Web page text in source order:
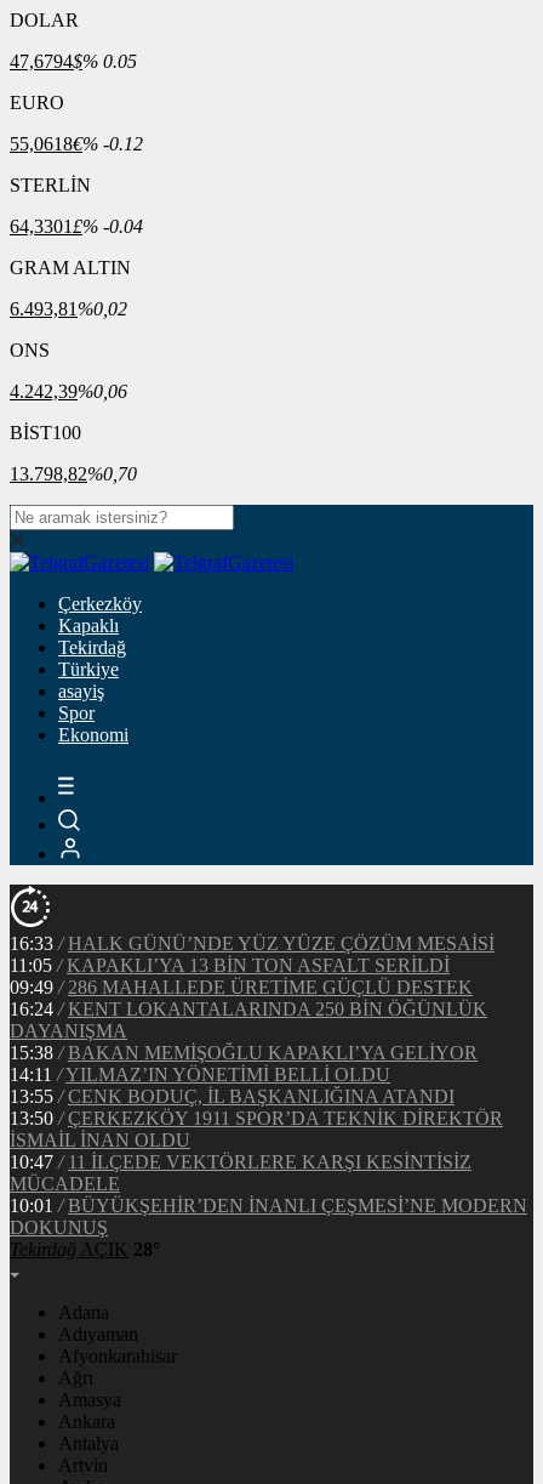
DOLAR
47,6794$% 0.05
EURO
55,0618€% -0.12
STERLİN
64,3301£% -0.04
GRAM ALTIN
6.493,81 %0,02
ONS
4.242,39%0,06
BİST100
13.798,82%0,70
Çerkezköy
Kapaklı
Tekirdağ
Türkiye
asayiş
Spor
Ekonomi
16:33 / HALK GÜNÜ’NDE YÜZ YÜZE ÇÖZÜM MESAİSİ
11:05 / KAPAKLI’YA 13 BİN TON ASFALT SERİLDİ
09:49 / 286 MAHALLEDE ÜRETİME GÜÇLÜ DESTEK
16:24 / KENT LOKANTALARINDA 250 BİN ÖĞÜNLÜK
DAYANIŞMA
15:38 / BAKAN MEMİŞOĞLU KAPAKLI’YA GELİYOR
14:11 /YILMAZ’IN YÖNETİMİ BELLİ OLDU
13:55 / CENK BODUÇ, İL BAŞKANLIĞINA ATANDI
13:50 / ÇERKEZKÖY 1911 SPOR’DA TEKNİK DİREKTÖR
İSMAİL İNAN OLDU
10:47 / 11 İLÇEDE VEKTÖRLERE KARŞI KESİNTİSİZ
MÜCADELE
10:01 / BÜYÜKŞEHİR’DEN İNANLI ÇEŞMESİ’NE MODERN
DOKUNUŞ
Tekirdağ AÇIK 28°
Adana
Adıyaman
Afyonkarahisar
Ağrı
Amasya
Ankara
Antalya
Artvin